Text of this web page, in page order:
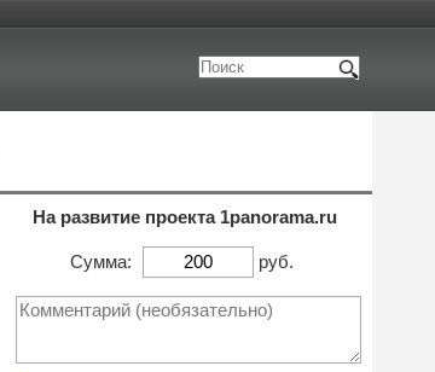
На развитие проекта 1panorama.ru
Сумма: руб.